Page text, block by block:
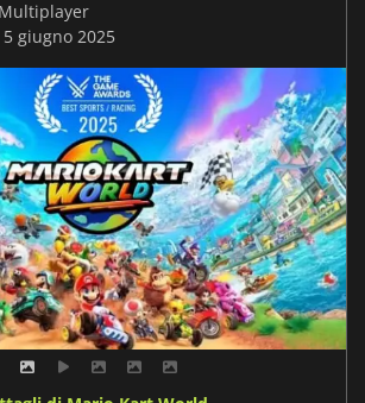
giugno 2025